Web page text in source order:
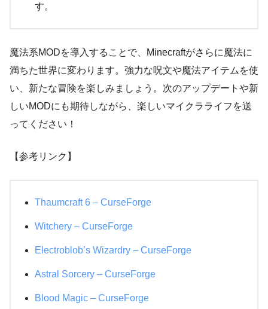
す。
魔法系MODを導入することで、Minecraftがさらに魔法に
満ちた世界に変わります。強力な呪文や魔法アイテムを使
い、新たな冒険を楽しみましょう。次のアップデートや新
しいMODにも期待しながら、楽しいマイクラライフを送
ってください！
【参考リンク】
Thaumcraft 6 – CurseForge
Witchery – CurseForge
Electroblob’s Wizardry – CurseForge
Astral Sorcery – CurseForge
Blood Magic – CurseForge